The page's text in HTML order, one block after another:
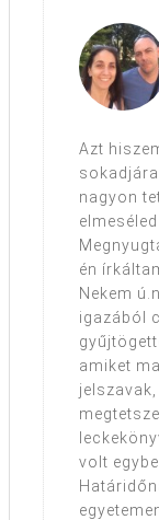
Azt
nagyon
én
Nekem
igazából
amiket
volt